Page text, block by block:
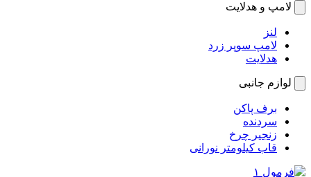
لامپ و هدلایت
لنز
لامپ سوپر زرد
هدلایت
لوازم جانبی
برف پاکن
سردنده
زنجیر چرخ
قاب کیلومتر نورانی